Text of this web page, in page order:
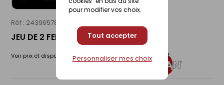
pour modifier vos choix.
Tout accepter
Personnaliser mes choix
Réf : 24396578
JEU DE 2 FERS PROFILES 226
Voir prix et disponibilité en magasin